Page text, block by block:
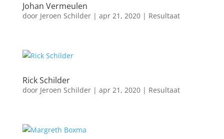
Johan Vermeulen
door Jeroen Schilder| apr 21, 2020| Resultaat
Rick Schilder
door Jeroen Schilder| apr 21, 2020| Resultaat